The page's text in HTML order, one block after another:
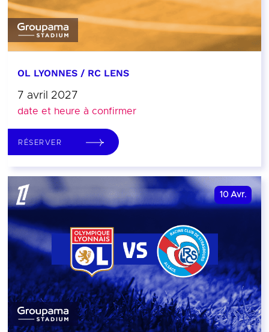
OL LYONNES / RC LENS
7 avril 2027
date et heure à confirmer
RÉSERVER
10 Avr.